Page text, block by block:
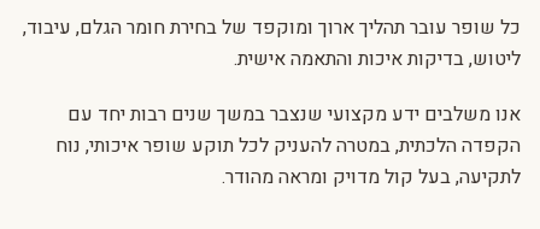
כל שופר עובר תהליך ארוך ומוקפד של בחירת חומר הגלם, עיבוד,
ליטוש, בדיקות איכות והתאמה אישית.
אנו משלבים ידע מקצועי שנצבר במשך שנים רבות יחד עם
הקפדה הלכתית, במטרה להעניק לכל תוקע שופר איכותי, נוח
לתקיעה, בעל קול מדויק ומראה מהודר.